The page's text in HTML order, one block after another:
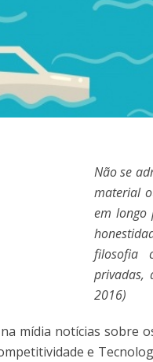
Não se
material
em longo
filosofia
privadas,
2016)
mídia notícias sobre
e